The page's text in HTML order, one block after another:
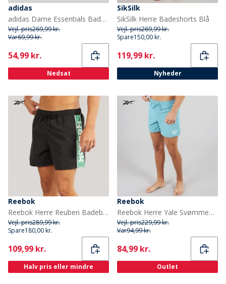
adidas
adidas Dame Essentials Badedragt Hotpants Trace Brown
Vejl. pris269,99 kr.
Var69,99 kr.
Current
54,99 kr.
Nedsat
SikSilk
SikSilk Herre Badeshorts Blå
Vejl. pris269,99 kr.
Spare150,00 kr.
Current
119,99 kr.
Nyheder
Reebok
Reebok Herre Reuben Badebukser Sort
Vejl. pris289,99 kr.
Spare180,00 kr.
Current
109,99 kr.
Halv pris eller mindre
Reebok
Reebok Herre Yale Svømmebukser Warped Blue
Vejl. pris229,99 kr.
Var94,99 kr.
Current
84,99 kr.
Outlet